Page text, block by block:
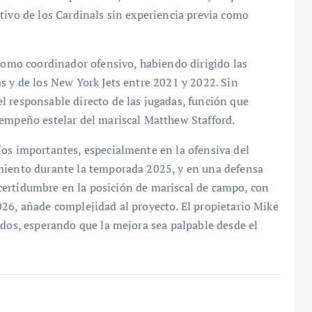
de los Cardinals sin experiencia previa como
coordinador ofensivo, habiendo dirigido las
de los New York Jets entre 2021 y 2022. Sin
responsable directo de las jugadas, función que
estelar del mariscal Matthew Stafford.
importantes, especialmente en la ofensiva del
durante la temporada 2025, y en una defensa
en la posición de mariscal de campo, con
añade complejidad al proyecto. El propietario Mike
esperando que la mejora sea palpable desde el